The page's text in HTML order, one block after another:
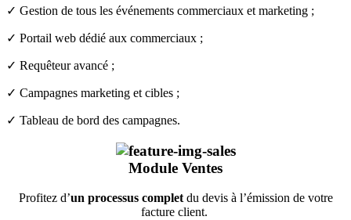
✓ Gestion de tous les événements commerciaux et marketing ;
✓ Portail web dédié aux commerciaux ;
✓ Requêteur avancé ;
✓ Campagnes marketing et cibles ;
✓ Tableau de bord des campagnes.
Module Ventes
Profitez d’un processus completdu devis à l’émission de votre
facture client.